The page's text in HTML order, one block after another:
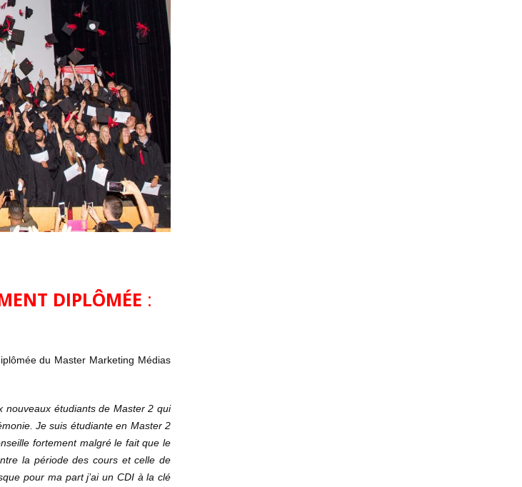
DIPLÔMÉE :
du Master Marketing Médias
nouveaux étudiants de Master 2 qui
Je suis étudiante en Master 2
fortement malgré le fait que le
la période des cours et celle de
pour ma part j’ai un CDI à la clé